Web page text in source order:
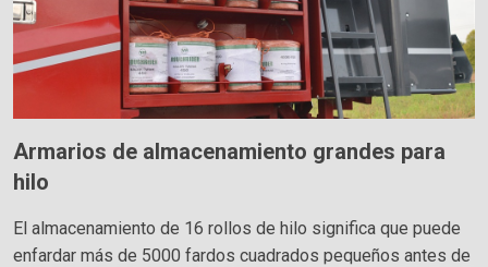
Armarios de almacenamiento grandes para
hilo
El almacenamiento de 16 rollos de hilo significa que puede
enfardar más de 5000 fardos cuadrados pequeños antes de